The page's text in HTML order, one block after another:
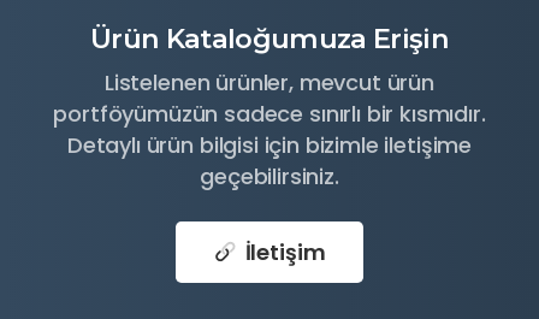
Ürün Kataloğumuza Erişin
Listelenen ürünler, mevcut ürün
portföyümüzün sadece sınırlı bir kısmıdır.
Detaylı ürün bilgisi için bizimle iletişime
geçebilirsiniz.
İletişim